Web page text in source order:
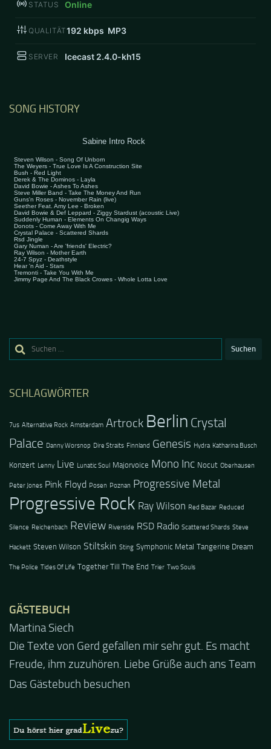
STATUS Online
QUALITÄT192 kbps MP3
SERVER Icecast 2.4.0-kh15
SONG HISTORY
Suchen
nach:
SCHLAGWÖRTER
7us Alternative Rock Amsterdam Artrock Berlin Crystal
Palace Danny Worsnop Dire Straits Finnland Genesis Hydra Katharina Busch
Konzert Lenny Live Lunatic Soul Majorvoice Mono Inc Nocut Oberhausen
Peter Jones Pink Floyd Posen Poznan Progressive Metal
Progressive Rock Ray Wilson Red Bazar Reduced
Silence Reichenbach Review Riverside RSD Radio Scattered Shards Steve
Hackett Steven Wilson Stiltskin Sting Symphonic Metal Tangerine Dream
The Police Tides Of Life Together Till The End Trier Two Souls
GÄSTEBUCH
Jacel
Guten Abend und auch von uns nochmals besten
Dank für die tolle Mucke zur Party! Der aktuelle Live
Stream ist eine schöne Zusammenfassung - Merci...